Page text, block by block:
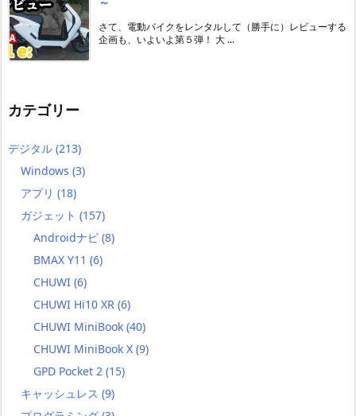
さて、電動バイクをレンタルして（勝手に）レビューする
企画も、いよいよ第５弾！ 大 ...
カテゴリー
デジタル (213)
Windows (3)
アプリ (18)
ガジェット (157)
Androidナビ (8)
BMAX Y11 (6)
CHUWI (6)
CHUWI Hi10 XR (6)
CHUWI MiniBook (40)
CHUWI MiniBook X (9)
GPD Pocket 2 (15)
キャッシュレス (9)